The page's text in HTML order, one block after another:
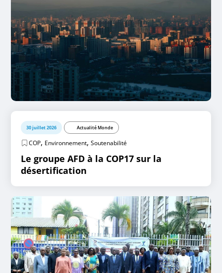
30 juillet 2026 Actualité Monde
COP, Environnement,Soutenabilité
Le groupe AFD à la COP17 sur la
désertification